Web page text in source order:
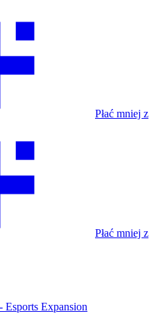
Płać mniej z
Płać mniej z
Expansion